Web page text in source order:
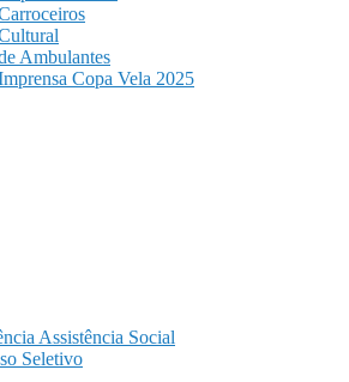
Ambulantes
Copa Vela 2025
Assistência Social
Seletivo